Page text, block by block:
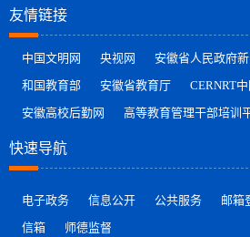
友情链接
中国文明网 央视网 安徽省人民政府
和国教育部
安徽省教育厅
CERNRT
安徽高校后勤网
高等教育管理干部培训
快速导航
电子政务 信息公开 公共服务 邮箱
信箱
师德监督